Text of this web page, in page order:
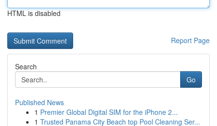
HTML is disabled
Report Page
Search
Go
Published News
1 Premier Global Digital SIM for the iPhone 2...
1 Trusted Panama City Beach top Pool Cleaning Ser...